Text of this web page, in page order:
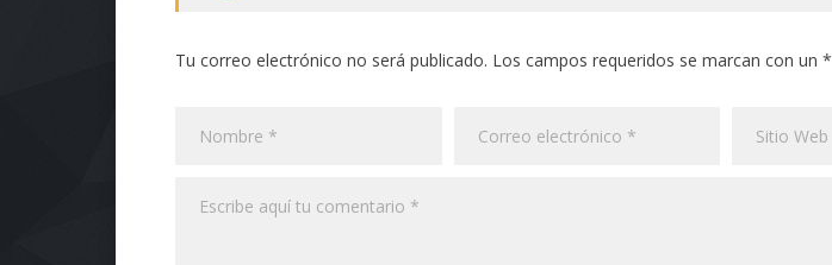
Tu correo electrónico no será publicado. Los campos requeridos se marcan con un *